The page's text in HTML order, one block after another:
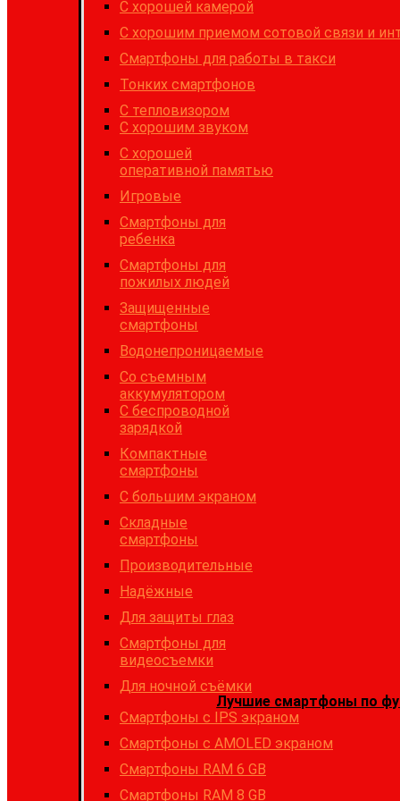
C хорошей камерой
С хорошим приемом сотовой связи и
Cмартфоны для работы в такси
Тонких смартфонов
С тепловизором
С хорошим звуком
С хорошей
оперативной памятью
Игровые
Cмартфоны для
ребенка
Смартфоны для
пожилых людей
Защищенные
смартфоны
Водонепроницаемые
Со съемным
аккумулятором
С беспроводной
зарядкой
Компактные
смартфоны
С большим экраном
Складные
смартфоны
Производительные
Надёжные
Для защиты глаз
Смартфоны для
видеосъемки
Для ночной съёмки
Лучшие смартфоны по
Смартфоны с IPS экраном
Смартфоны c AMOLED экраном
Смартфоны RAM 6 GB
Смартфоны RAM 8 GB